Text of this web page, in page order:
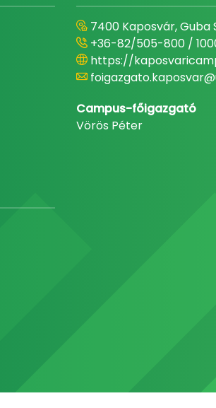
7400 Kaposvár, Guba
+36-82/505-800 /
https://
Campus-főigazgató
Vörös Péter